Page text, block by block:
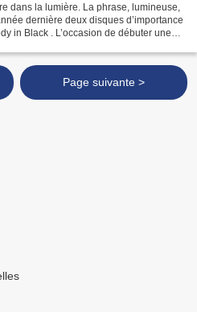
dans la lumière. La phrase, lumineuse,
dernière deux disques d’importance
in Black . L’occasion de débuter une
Page suivante >